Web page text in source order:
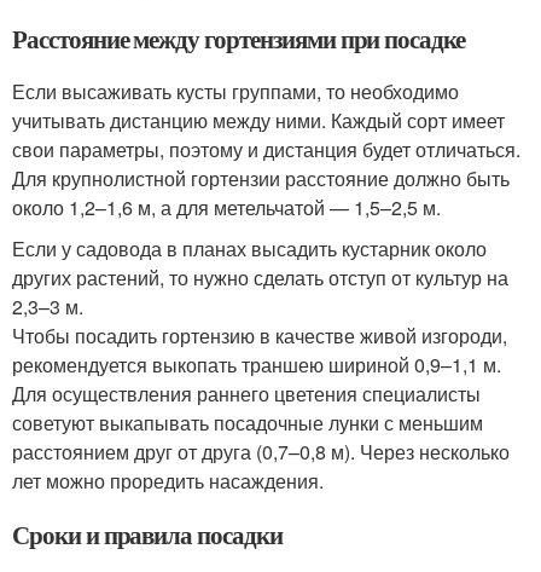
Расстояние между гортензиями при посадке
Если высаживать кусты группами, то необходимо
учитывать дистанцию между ними. Каждый сорт имеет
свои параметры, поэтому и дистанция будет отличаться.
Для крупнолистной гортензии расстояние должно быть
около 1,2–1,6 м, а для метельчатой — 1,5–2,5 м.
Если у садовода в планах высадить кустарник около
других растений, то нужно сделать отступ от культур на
2,3–3 м.
Чтобы посадить гортензию в качестве живой изгороди,
рекомендуется выкопать траншею шириной 0,9–1,1 м.
Для осуществления раннего цветения специалисты
советуют выкапывать посадочные лунки с меньшим
расстоянием друг от друга (0,7–0,8 м). Через несколько
лет можно проредить насаждения.
Сроки и правила посадки